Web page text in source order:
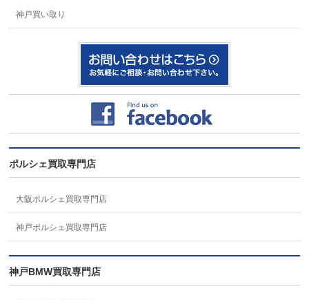
神戸買い取り
ポルシェ買取専門店
大阪ポルシェ買取専門店
神戸ポルシェ買取専門店
神戸BMW買取専門店